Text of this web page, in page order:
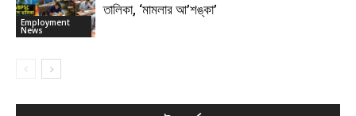
Employment
News
তালিকা, ‘মামলার আ’শঙ্কা’